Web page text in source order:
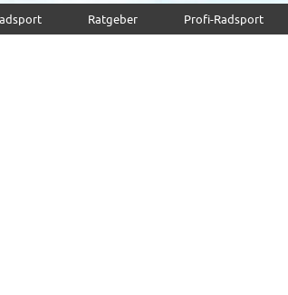
Ratgeber Profi-Radsport